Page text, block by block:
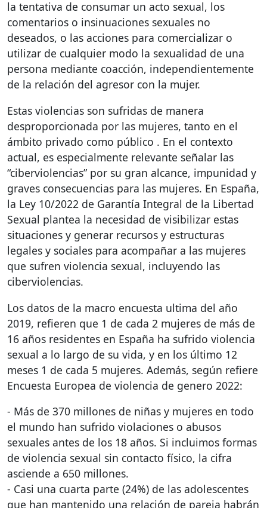
la tentativa de consumar un acto sexual, los
comentarios o insinuaciones sexuales no
deseados, o las acciones para comercializar o
utilizar de cualquier modo la sexualidad de una
persona mediante coacción, independientemente
de la relación del agresor con la mujer.
Estas violencias son sufridas de manera
desproporcionada por las mujeres, tanto en el
ámbito privado como público . En el contexto
actual, es especialmente relevante señalar las
“ciberviolencias” por su gran alcance, impunidad y
graves consecuencias para las mujeres. En España,
la Ley 10/2022 de Garantía Integral de la Libertad
Sexual plantea la necesidad de visibilizar estas
situaciones y generar recursos y estructuras
legales y sociales para acompañar a las mujeres
que sufren violencia sexual, incluyendo las
ciberviolencias.
Los datos de la macro encuesta ultima del año
2019, refieren que 1 de cada 2 mujeres de más de
16 años residentes en España ha sufrido violencia
sexual a lo largo de su vida, y en los último 12
meses 1 de cada 5 mujeres. Además, según refiere
Encuesta Europea de violencia de genero 2022:
- Más de 370 millones de niñas y mujeres en todo
el mundo han sufrido violaciones o abusos
sexuales antes de los 18 años. Si incluimos formas
de violencia sexual sin contacto físico, la cifra
asciende a 650 millones.
- Casi una cuarta parte (24%) de las adolescentes
que han mantenido una relación de pareja habrán